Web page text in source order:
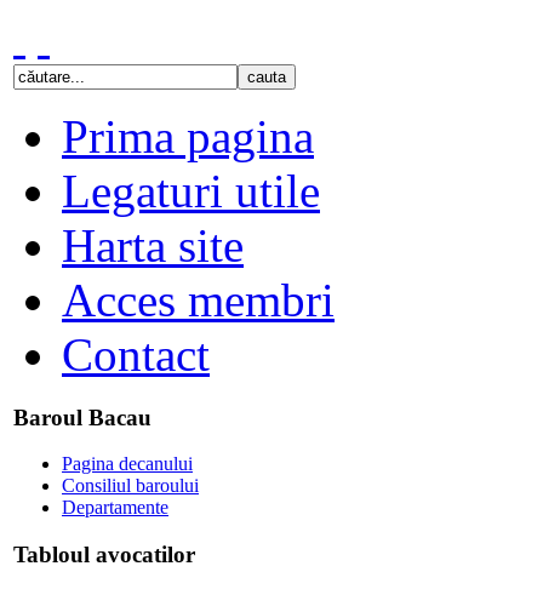
Prima pagina
Legaturi utile
Harta site
Acces membri
Contact
Baroul Bacau
Pagina decanului
Consiliul baroului
Departamente
Tabloul avocatilor